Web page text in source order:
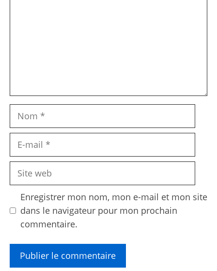
Nom
Site
Enregistrer mon nom, mon e-mail et mon site
dans le navigateur pour mon prochain
commentaire.